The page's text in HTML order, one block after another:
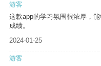
游客
这款app的学习氛围很浓厚，
成绩。
2024-01-25
游客